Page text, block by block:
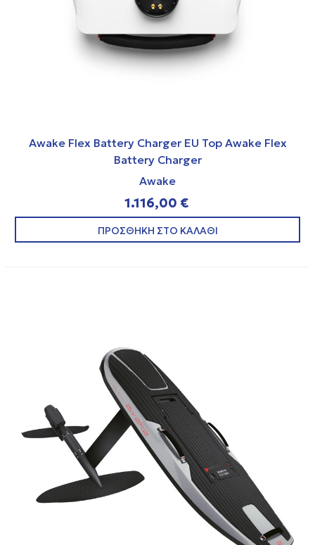
Awake Flex Battery Charger EU Top Awake Flex
Battery Charger
Awake
1.116,00 €
ΠΡΟΣΘΗΚΗ ΣΤΟ ΚΑΛΑΘΙ